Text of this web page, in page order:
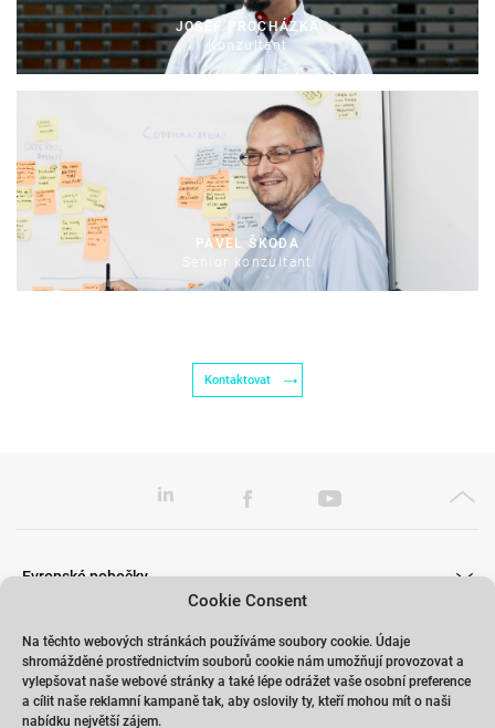
Cookie Consent
Na těchto webových stránkách používáme soubory cookie. Údaje
shromážděné prostřednictvím souborů cookie nám umožňují provozovat a
vylepšovat naše webové stránky a také lépe odrážet vaše osobní preference
a cílit naše reklamní kampaně tak, aby oslovily ty, kteří mohou mít o naši
nabídku největší zájem.
JOSEF PROCHÁZKA
Konzultant
PAVEL ŠKODA
Senior konzultant
Kontaktovat
Evropské pobočky
Školení